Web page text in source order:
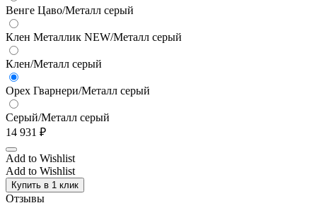
Венге Цаво/Металл серый
Клен Металлик NEW/Металл серый
Клен/Металл серый
Орех Гварнери/Металл серый
Серый/Металл серый
14 931 ₽
Add to Wishlist
Add to Wishlist
Купить в 1 клик
Отзывы